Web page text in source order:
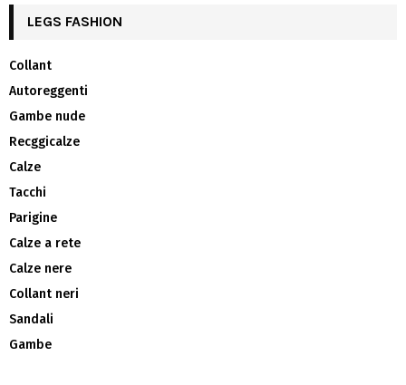
LEGS FASHION
Collant
Autoreggenti
Gambe nude
Recggicalze
Calze
Tacchi
Parigine
Calze a rete
Calze nere
Collant neri
Sandali
Gambe